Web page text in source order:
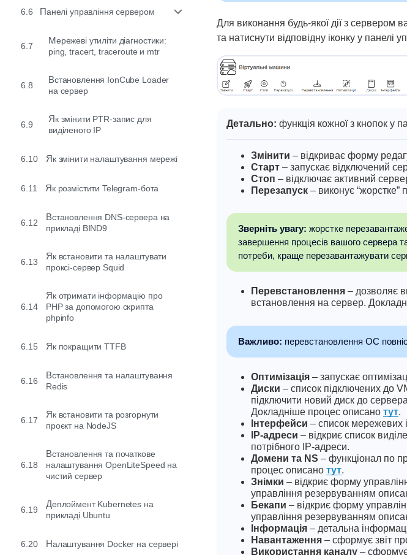
6.6 Панелі управління сервером
6.7
Мережеві утиліти діагностики:
ping, tracert, traceroute и mtr
6.8
Встановлення IonCube Loader
на сервер
6.9
Як змінити PTR-запис для
виділеного IP
6.10 Як змінити налаштування мережі
6.11 Як розмістити Telegram-бота
6.12
Встановлення DNS-сервера на
прикладі BIND9
6.13
Як встановити та налаштувати
проксі-сервер Squid
6.14
Як отримати інформацію про
PHP за допомогою скрипта
phpinfo
6.15 Як покращити TTFB
6.16
Встановлення та налаштування
Redis
6.17
Як встановити та розгорнути
проєкт на NodeJS
6.18
Встановлення та початкове
налаштування OpenLiteSpeed ​​на
чистий сервер
6.19
Деплоймент Kubernetes на
прикладі Ubuntu
6.20 Налаштування Docker на сервері
Для виконання будь-якої дії з сервером
та натиснути відповідну іконку у панелі
Детально: функція кожної з кнопок у
Змінити – відкриває форму
Старт – запускає відключений
Стоп – відключає активний
Перезапуск – виконує
Зверніть увагу: жорстке
завершення процесів вашого сервера
потреби, краще перезавантажувати
Перевстановлення – дозволяє
встановлення на сервер.
Важливо: перевстановлення ОС
Оптимізація – запускає
Диски – список підключених до
підключити новий диск до
Докладніше процес описано тут.
Інтерфейси – список мережевих
IP-адреси – відкриє список
потрібного IP-адреси.
Домени та NS – функціонал по
процес описано тут.
Знімки – відкриє форму
управління резервуванням
Бекапи – відкриє форму
управління резервуванням
Інформація – детальна
Навантаження – сформує звіт
Використання каналу – сформує